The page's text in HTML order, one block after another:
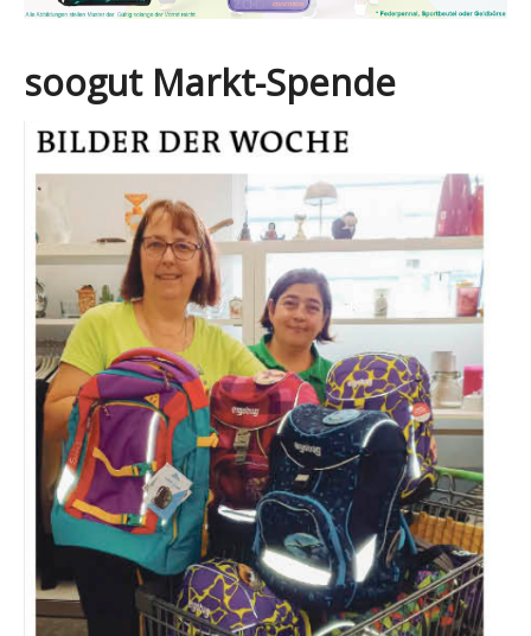
soogut Markt-Spende